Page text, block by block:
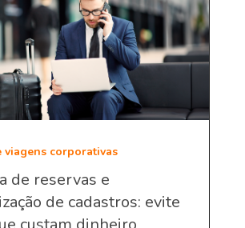
viagens corporativas
de reservas e
de cadastros: evite